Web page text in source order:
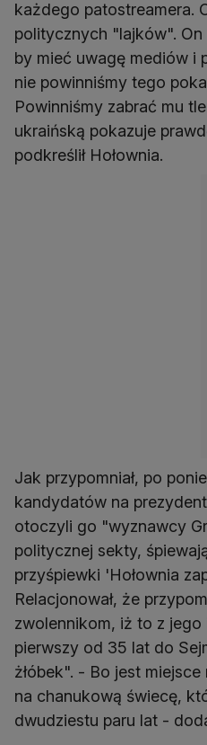
każdego patostreamera.
politycznych "lajków".
by mieć uwagę mediów i
nie powinniśmy tego
Powinniśmy zabrać mu
ukraińską pokazuje
podkreślił Hołownia.
Jak przypomniał, po
kandydatów na
otoczyli go "wyznawcy
politycznej sekty,
przyśpiewki 'Hołownia
Relacjonował, że
zwolennikom, iż to z
pierwszy od 35 lat do
żłóbek". - Bo jest
na chanukową świecę,
dwudziestu paru lat -